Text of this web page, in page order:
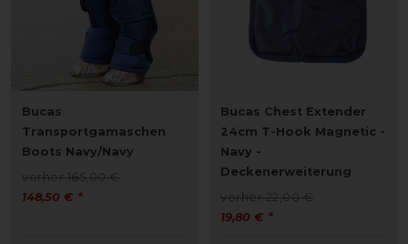
Bucas
Transportgamaschen
Boots Navy/Navy
vorher 165,00 €
148,50 € *
Bucas Chest Extender
24cm T-Hook Magnetic -
Navy -
Deckenerweiterung
vorher 22,00 €
19,80 € *